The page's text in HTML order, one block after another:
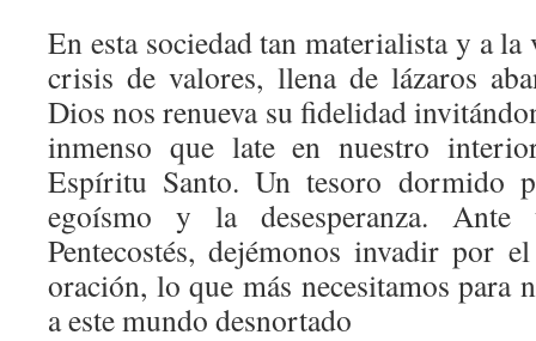
En esta sociedad tan materialista y a
crisis de valores, llena de lázaros
Dios nos renueva su fidelidad
inmenso que late en nuestro
Espíritu Santo. Un tesoro dormido
egoísmo y la desesperanza.
Pentecostés, dejémonos invadir por
oración, lo que más necesitamos para
a este mundo desnortado